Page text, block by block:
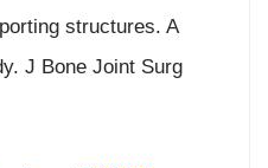
structures. A
J Bone Joint Surg